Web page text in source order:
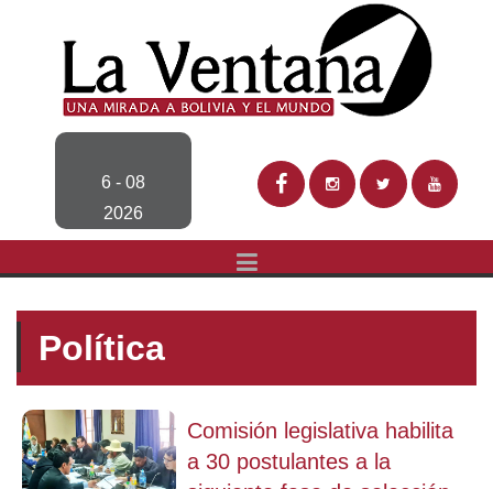
6 - 08
2026
Política
Comisión legislativa habilita
a 30 postulantes a la